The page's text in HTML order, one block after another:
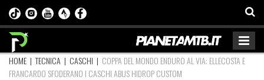
HOME |TECNICA | CASCHI | COPPA DEL MONDO ENDURO AL VIA: ELLECOSTA E
FRANCARDO SFODERANO I CASCHI ABUS HIDROP CUSTOM